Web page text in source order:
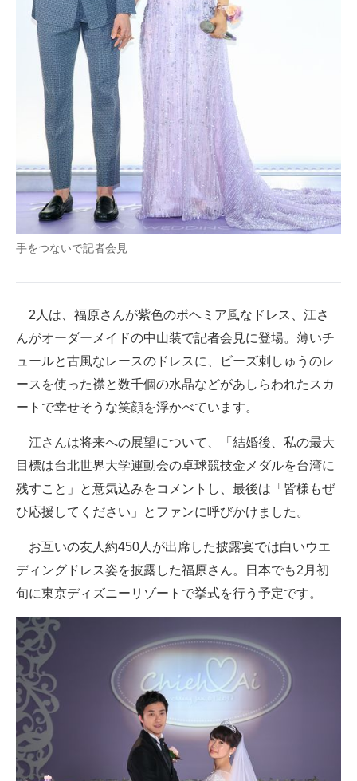
手をつないで記者会見
2人は、福原さんが紫色のボヘミア風なドレス、江さ
んがオーダーメイドの中山装で記者会見に登場。薄いチ
ュールと古風なレースのドレスに、ビーズ刺しゅうのレ
ースを使った襟と数千個の水晶などがあしらわれたスカ
ートで幸せそうな笑顔を浮かべています。
江さんは将来への展望について、「結婚後、私の最大
目標は台北世界大学運動会の卓球競技金メダルを台湾に
残すこと」と意気込みをコメントし、最後は「皆様もぜ
ひ応援してください」とファンに呼びかけました。
お互いの友人約450人が出席した披露宴では白いウエ
ディングドレス姿を披露した福原さん。日本でも2月初
旬に東京ディズニーリゾートで挙式を行う予定です。